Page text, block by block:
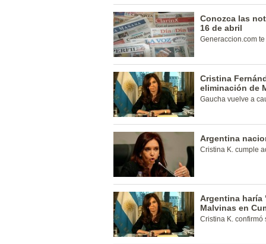
Conozca las
16 de abril
Generaccion.com
Cristina
eliminación de
Gaucha vuelve a
Argentina
Cristina K. cumple
Argentina
Malvinas en
Cristina K. confirmó